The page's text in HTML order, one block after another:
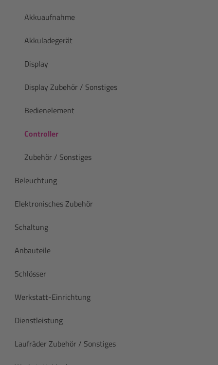
Akkuaufnahme
Akkuladegerät
Display
Display Zubehör / Sonstiges
Bedienelement
Controller
Zubehör / Sonstiges
Beleuchtung
Elektronisches Zubehör
Schaltung
Anbauteile
Schlösser
Werkstatt-Einrichtung
Dienstleistung
Laufräder Zubehör / Sonstiges